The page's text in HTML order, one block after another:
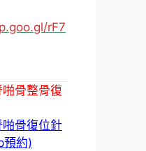
rF7
骨整骨復
骨復位針
預約)